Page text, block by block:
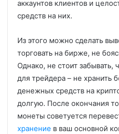
аккаунтов клиентов и
средств на них.
Из этого можно сделать
торговать на бирже, не
Однако, не стоит забывать,
для трейдера – не хранить
денежных средств на
долгую. После окончания
монеты советуется
хранение в ваш основной